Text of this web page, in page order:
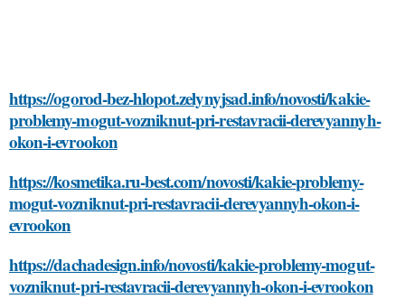
https://ogorod-bez-hlopot.zelynyjsad.info/novosti/kakie-
problemy-mogut-vozniknut-pri-restavracii-derevyannyh-
okon-i-evrookon
https://kosmetika.ru-best.com/novosti/kakie-problemy-
mogut-vozniknut-pri-restavracii-derevyannyh-okon-i-
evrookon
https://dachadesign.info/novosti/kakie-problemy-mogut-
vozniknut-pri-restavracii-derevyannyh-okon-i-evrookon